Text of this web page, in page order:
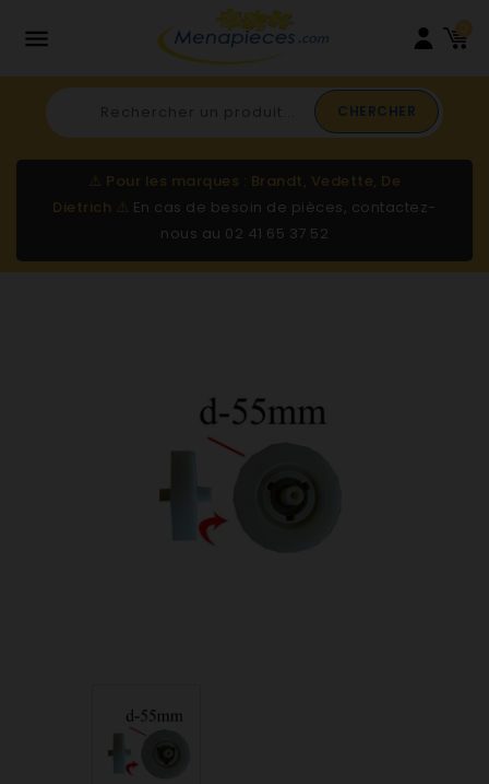
 0
CHERCHER
⚠️ Pour les marques : Brandt, Vedette, De
Dietrich ⚠️ En cas de besoin de pièces, contactez-
nous au 02 41 65 37 52